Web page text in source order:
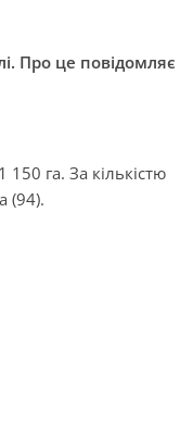
Про це повідомляє
га. За кількістю
(94).